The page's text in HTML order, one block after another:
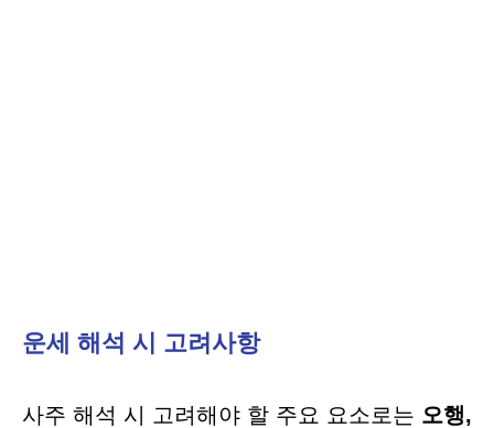
운세 해석 시 고려사항
사주 해석 시 고려해야 할 주요 요소로는 오행,